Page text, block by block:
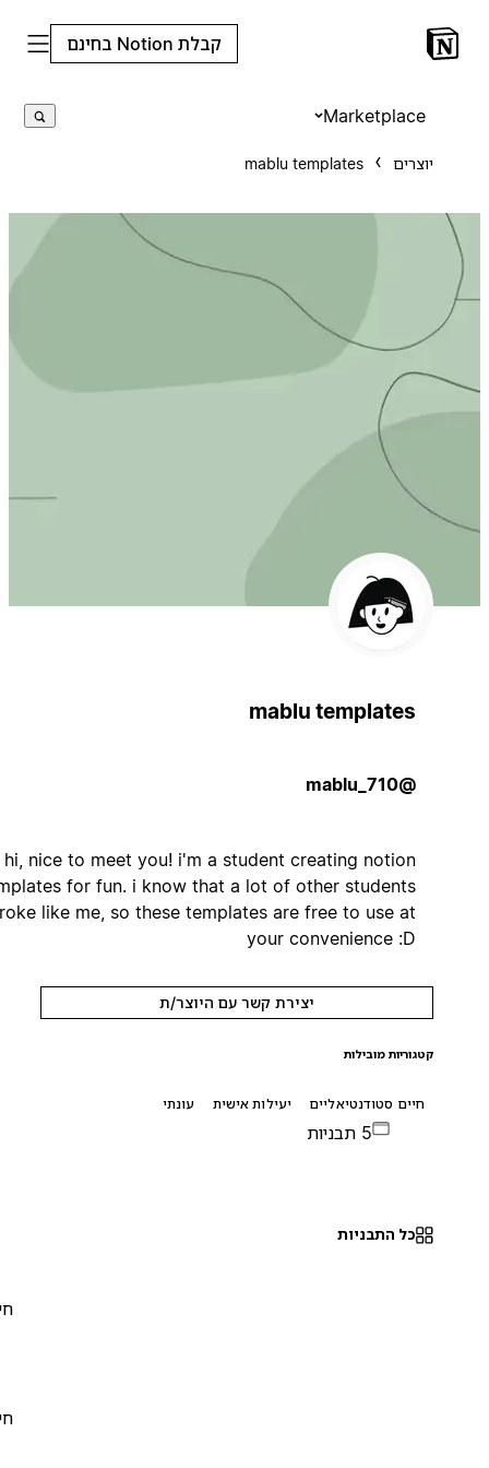
קבלת Notion בחינם
Marketplace
mablu templates
mablu templates
hi, nice to meet you! i'm a student creating notion
templates for fun. i know that a lot of other students
are broke like me, so these templates are free to use at
your convenience :D
יצירת קשר עם היוצר/ת
קטגוריות מובילות
חיים סטודנטיאליים יעילות אישית עונתי
כל התבניות
0
0